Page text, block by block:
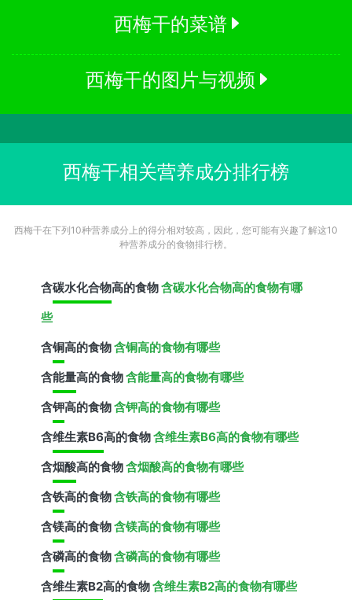
西梅干的菜谱
西梅干的图片与视频
西梅干相关营养成分排行榜
西梅干在下列10种营养成分上的得分相对较高，因此，您可能有兴趣了解这10
种营养成分的食物排行榜。
含碳水化合物高的食物含碳水化合物高的食物有哪
些
含铜高的食物含铜高的食物有哪些
含能量高的食物含能量高的食物有哪些
含钾高的食物含钾高的食物有哪些
含维生素B6高的食物含维生素B6高的食物有哪些
含烟酸高的食物含烟酸高的食物有哪些
含铁高的食物含铁高的食物有哪些
含镁高的食物含镁高的食物有哪些
含磷高的食物含磷高的食物有哪些
含维生素B2高的食物含维生素B2高的食物有哪些